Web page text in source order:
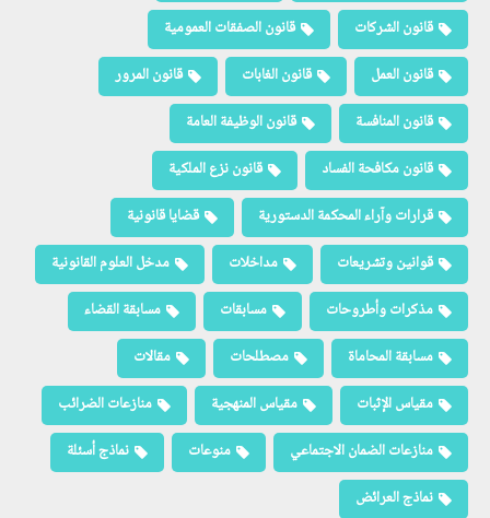
قانون الشركات
قانون الصفقات العمومية
قانون العمل
قانون الغابات
قانون المرور
قانون المنافسة
قانون الوظيفة العامة
قانون مكافحة الفساد
قانون نزع الملكية
قرارات وآراء المحكمة الدستورية
قضايا قانونية
قوانين وتشريعات
مداخلات
مدخل العلوم القانونية
مذكرات وأطروحات
مسابقات
مسابقة القضاء
مسابقة المحاماة
مصطلحات
مقالات
مقياس الإثبات
مقياس المنهجية
منازعات الضرائب
منازعات الضمان الاجتماعي
منوعات
نماذج أسئلة
نماذج العرائض